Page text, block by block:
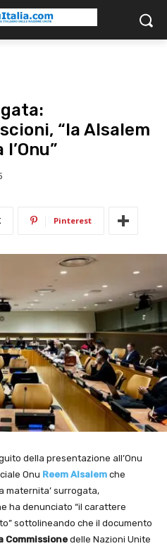
“la Alsalem
Pinterest
della presentazione all’Onu
Onu Reem Alsalem che
maternita’ surrogata,
ha denunciato “il carattere
sottolineando che il documento
Commissionedelle Nazioni Unite